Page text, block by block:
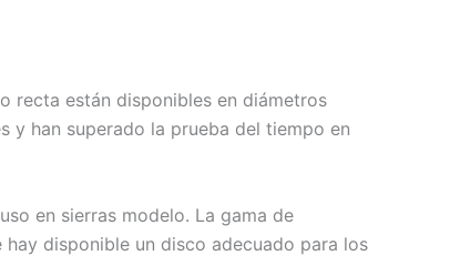
recta están disponibles en diámetros
y han superado la prueba del tiempo en
en sierras modelo. La gama de
disponible un disco adecuado para los